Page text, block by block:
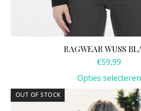
RAGWEAR WUSS
€59,99
Opties selecteren
OUT OF STOCK
Dit